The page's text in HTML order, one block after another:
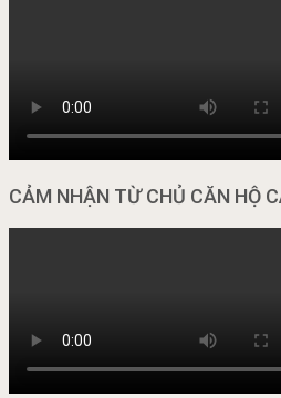
CẢM NHẬN TỪ CHỦ CĂN HỘ